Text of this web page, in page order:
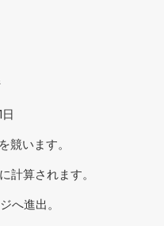
競います。
2倍に計算されます。
へ進出。